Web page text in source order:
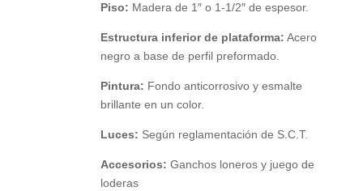
Piso: Madera de 1″ o 1-1/2″ de espesor.
Estructura inferior de plataforma: Acero
negro a base de perfil preformado.
Pintura: Fondo anticorrosivo y esmalte
brillante en un color.
Luces: Según reglamentación de S.C.T.
Accesorios: Ganchos loneros y juego de
loderas